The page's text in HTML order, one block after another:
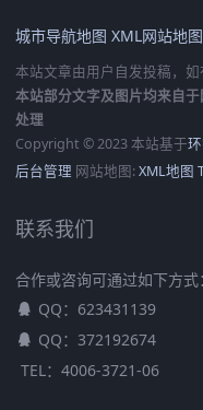
城市导航地图 XML网站地图
本站文章由用户自发投稿，如
本站部分文字及图片均来自
处理
Copyright © 2023 本站基于
后台管理 网站地图:XML地图
联系我们
合作或咨询可通过如下方式：
QQ：623431139
QQ：372192674
TEL：4006-3721-06